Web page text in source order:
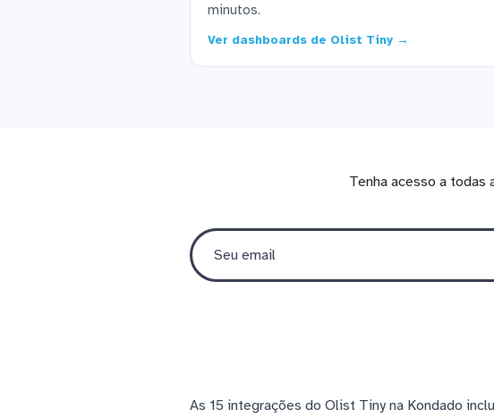
minutos.
Ver dashboards de Olist Tiny →
Tenha acesso a todas
As 15 integrações do Olist Tiny na Kondado